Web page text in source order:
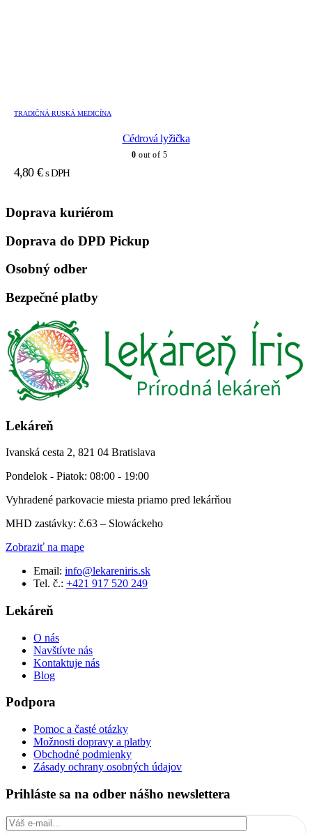
TRADIČNÁ RUSKÁ MEDICÍNA
Cédrová lyžička
0 out of 5
4,80 € s DPH
Doprava kuriérom
Doprava do DPD Pickup
Osobný odber
Bezpečné platby
Lekáreň
Ivanská cesta 2, 821 04 Bratislava
Pondelok - Piatok: 08:00 - 19:00
Vyhradené parkovacie miesta priamo pred lekárňou
MHD zastávky: č.63 – Slowáckeho
Zobraziť na mape
Email: info@lekareniris.sk
Tel. č.: +421 917 520 249
Lekáreň
O nás
Navštívte nás
Kontaktuje nás
Blog
Podpora
Pomoc a časté otázky
Možnosti dopravy a platby
Obchodné podmienky
Zásady ochrany osobných údajov
Prihláste sa na odber nášho newslettera